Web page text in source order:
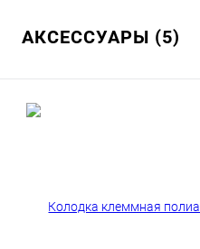
АКСЕССУАРЫ (5)